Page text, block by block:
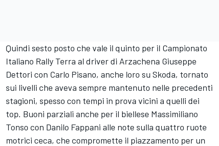
Quindi sesto posto che vale il quinto per il Campionato
Italiano Rally Terra al driver di Arzachena Giuseppe
Dettori con Carlo Pisano, anche loro su Skoda, tornato
sui livelli che aveva sempre mantenuto nelle precedenti
stagioni, spesso con tempi in prova vicini a quelli dei
top. Buoni parziali anche per il biellese Massimiliano
Tonso con Danilo Fappani alle note sulla quattro ruote
motrici ceca, che compromette il piazzamento per un